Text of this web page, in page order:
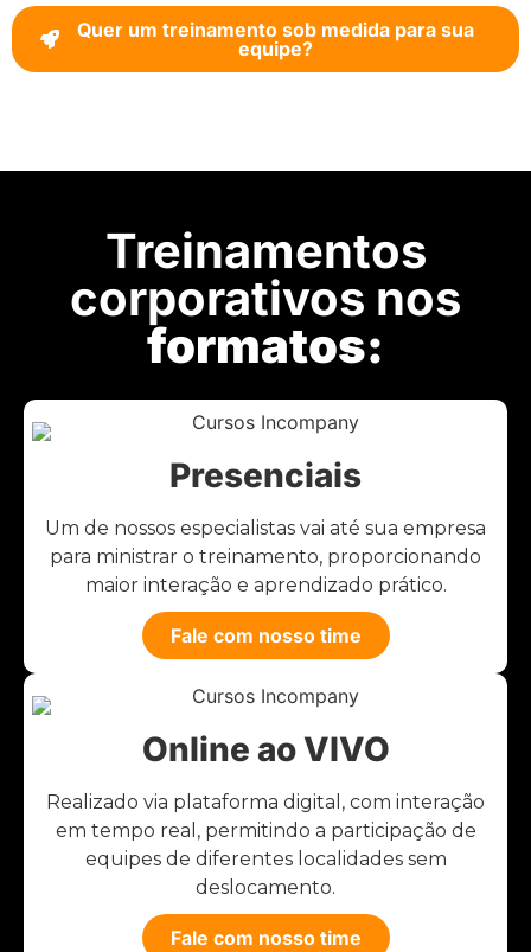
Quer um treinamento sob medida para sua
equipe?
Treinamentos
corporativos nos
formatos:
Presenciais
Um de nossos especialistas vai até sua empresa
para ministrar o treinamento, proporcionando
maior interação e aprendizado prático.
Fale com nosso time
Online ao VIVO
Realizado via plataforma digital, com interação
em tempo real, permitindo a participação de
equipes de diferentes localidades sem
deslocamento.
Fale com nosso time